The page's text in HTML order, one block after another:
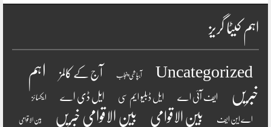
اہم کیٹا گریز
Uncategorized آبپاشی پنجاب آج کے کالمز
اہم
خبریں
ایف آئی اے ایل ڈبلیو ایم سی ایل ڈی اے ایکسائز
اے این ایف بین الاقوامی بین الاقوامی خبریں بین الاقوامی